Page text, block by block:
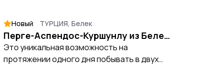
Новый ТУРЦИЯ, Белек
Перге-Аспендос-Куршунлу из Белека
Это уникальная возможность на
протяжении одного дня побывать в двух